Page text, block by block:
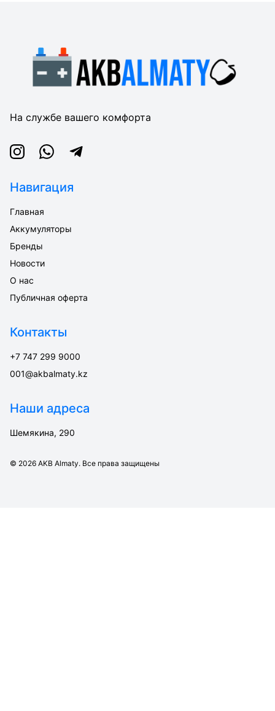
На службе вашего комфорта
InstagramWhatsappTelegram
Навигация
Главная
Аккумуляторы
Бренды
Новости
О нас
Публичная оферта
Контакты
+7 747 299 9000
001@akbalmaty.kz
Наши адреса
Шемякина, 290
© 2026 AKB Almaty. Все права защищены